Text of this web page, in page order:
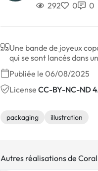
292 0 0
Une bande de joyeux
qui se sont lancés dans
Publiée le 06/08/2025
License CC-BY-NC-ND
packaging illustration
Autres réalisations de